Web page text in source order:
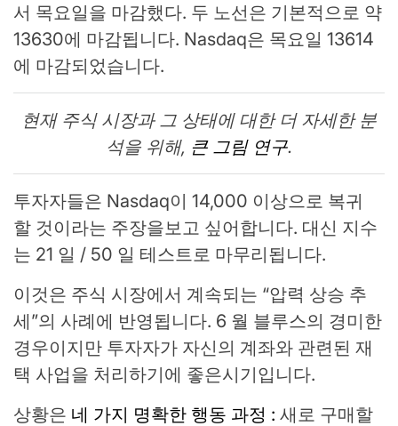
서 목요일을 마감했다. 두 노선은 기본적으로 약
13630에 마감됩니다. Nasdaq은 목요일 13614
에 마감되었습니다.
현재 주식 시장과 그 상태에 대한 더 자세한 분
석을 위해, 큰 그림 연구.
투자자들은 Nasdaq이 14,000 이상으로 복귀
할 것이라는 주장을보고 싶어합니다. 대신 지수
는 21 일 / 50 일 테스트로 마무리됩니다.
이것은 주식 시장에서 계속되는 “압력 상승 추
세”의 사례에 반영됩니다. 6 월 블루스의 경미한
경우이지만 투자자가 자신의 계좌와 관련된 재
택 사업을 처리하기에 좋은시기입니다.
상황은 네 가지 명확한 행동 과정 : 새로 구매할